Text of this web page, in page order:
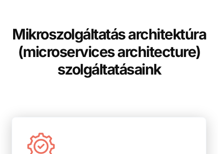
Mikroszolgáltatás architektúra
(microservices architecture)
szolgáltatásaink